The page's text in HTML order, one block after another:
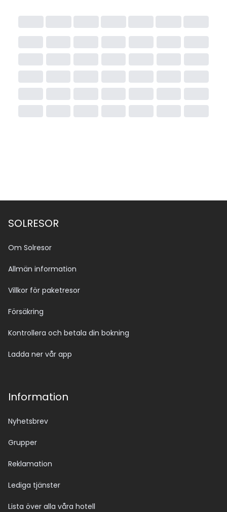
SOLRESOR
Om Solresor
Allmän information
Villkor för paketresor
Försäkring
Kontrollera och betala din bokning
Ladda ner vår app
Information
Nyhetsbrev
Grupper
Reklamation
Lediga tjänster
Lista över alla våra hotell